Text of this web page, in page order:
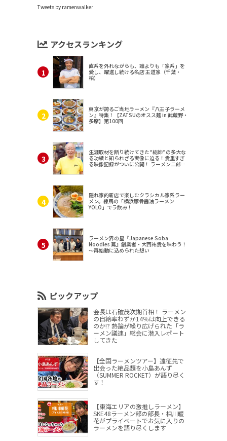
Tweets by ramenwalker
アクセスランキング
直系を外れながらも、誰よりも「家系」を
愛し、躍進し続ける名店 王道家（千葉・
柏）
東京が誇るご当地ラーメン『八王子ラーメ
ン』特集！【ZATSUのオスス麺 in 武蔵野・
多摩】第100回
生涯取材を断り続けてきた“総帥”の多大な
る功績と知られざる実像に迫る！貴重すぎ
る映像記録がついに公開！ ラーメン二郎
隠れ家的新店で楽しむクラシカル家系ラー
メン。練馬の「横浜豚骨醤油ラーメン
YOLO」でラ飲み！
ラーメン界の星『Japanese Soba
Noodles 蔦』創業者・大西祐貴を味わう！
～再始動に込められた想い
ピックアップ
会長は石破茂次期首相！ ラーメン
の自給率わずか14％は向上できる
のか!? 熱論が繰り広げられた「ラ
ーメン議連」総会に潜入レポート
してきた
【全国ラーメンツアー】遠征先で
出会った絶品麺を小島あんず
（SUMMER ROCKET）が語り尽く
す！
【東海エリアの激推しラーメン】
SKE48ラーメン部の部長・相川暖
花がプライベートでお気に入りの
ラーメンを語り尽くします